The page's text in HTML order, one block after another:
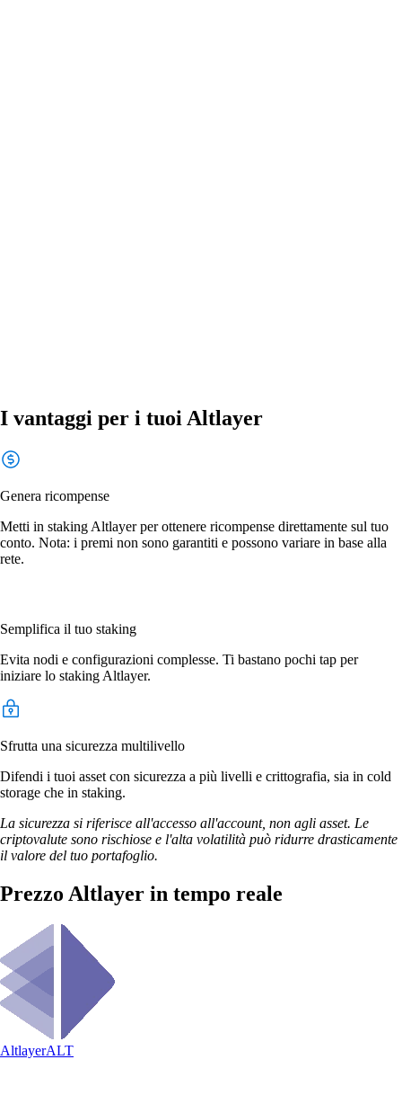
I vantaggi per i tuoi Altlayer
Genera ricompense
Metti in staking Altlayer per ottenere ricompense direttamente sul tuo
conto. Nota: i premi non sono garantiti e possono variare in base alla
rete.
Semplifica il tuo staking
Evita nodi e configurazioni complesse. Ti bastano pochi tap per
iniziare lo staking Altlayer.
Sfrutta una sicurezza multilivello
Difendi i tuoi asset con sicurezza a più livelli e crittografia, sia in cold
storage che in staking.
La sicurezza si riferisce all'accesso all'account, non agli asset. Le
criptovalute sono rischiose e l'alta volatilità può ridurre drasticamente
il valore del tuo portafoglio.
Prezzo Altlayer in tempo reale
AltlayerALT